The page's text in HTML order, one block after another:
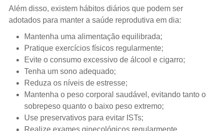
Além disso, existem hábitos diários que podem ser
adotados para manter a saúde reprodutiva em dia:
Mantenha uma alimentação equilibrada;
Pratique exercícios físicos regularmente;
Evite o consumo excessivo de álcool e cigarro;
Tenha um sono adequado;
Reduza os níveis de estresse;
Mantenha o peso corporal saudável, evitando tanto o
sobrepeso quanto o baixo peso extremo;
Use preservativos para evitar ISTs;
Realize exames ginecológicos regularmente.